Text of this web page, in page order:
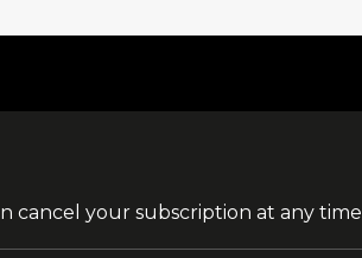
cancel your subscription at any time